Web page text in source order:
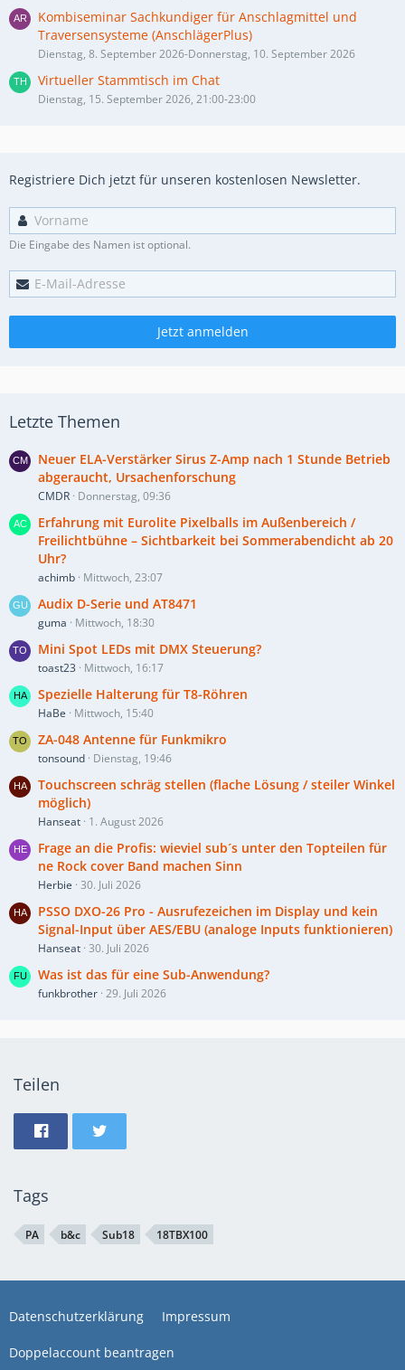
Kombiseminar Sachkundiger für Anschlagmittel und
Traversensysteme (AnschlägerPlus)
Dienstag, 8. September 2026-Donnerstag, 10. September 2026
Virtueller Stammtisch im Chat
Dienstag, 15. September 2026, 21:00-23:00
Registriere Dich jetzt für unseren kostenlosen Newsletter.
Die Eingabe des Namen ist optional.
Jetzt anmelden
Letzte Themen
Neuer ELA-Verstärker Sirus Z-Amp nach 1 Stunde Betrieb
abgeraucht, Ursachenforschung
CMDR Donnerstag, 09:36
Erfahrung mit Eurolite Pixelballs im Außenbereich /
Freilichtbühne – Sichtbarkeit bei Sommerabendicht ab 20
Uhr?
achimb Mittwoch, 23:07
Audix D-Serie und AT8471
guma Mittwoch, 18:30
Mini Spot LEDs mit DMX Steuerung?
toast23 Mittwoch, 16:17
Spezielle Halterung für T8-Röhren
HaBe Mittwoch, 15:40
ZA-048 Antenne für Funkmikro
tonsound Dienstag, 19:46
Touchscreen schräg stellen (flache Lösung / steiler Winkel
möglich)
Hanseat 1. August 2026
Frage an die Profis: wieviel sub´s unter den Topteilen für
ne Rock cover Band machen Sinn
Herbie 30. Juli 2026
PSSO DXO-26 Pro - Ausrufezeichen im Display und kein
Signal-Input über AES/EBU (analoge Inputs funktionieren)
Hanseat 30. Juli 2026
Was ist das für eine Sub-Anwendung?
funkbrother 29. Juli 2026
Teilen
Tags
PA b&c Sub18 18TBX100
Datenschutzerklärung Impressum
Doppelaccount beantragen